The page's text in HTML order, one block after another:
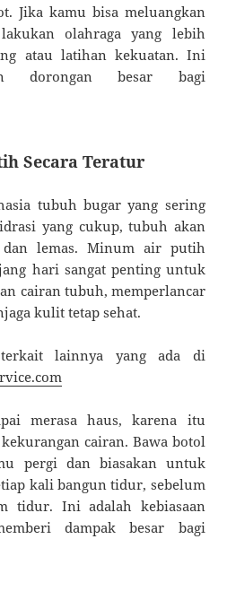
Jika kamu bisa meluangkan
olahraga yang lebih
atau latihan kekuatan. Ini
dorongan besar bagi
Secara Teratur
tubuh bugar yang sering
yang cukup, tubuh akan
dan lemas. Minum air putih
hari sangat penting untuk
cairan tubuh, memperlancar
kulit tetap sehat.
lainnya yang ada di
merasa haus, karena itu
cairan. Bawa botol
pergi dan biasakan untuk
kali bangun tidur, sebelum
tidur. Ini adalah kebiasaan
dampak besar bagi